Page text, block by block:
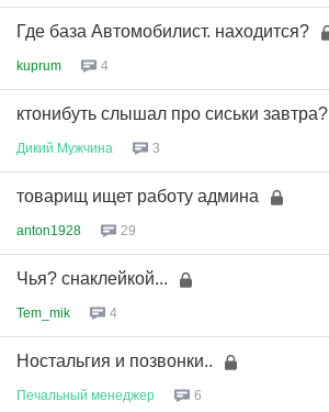
Где база Автомобилист. находится?
kuprum 4
ктонибуть слышал про сиськи завтра?
Дикий Мужчина 3
товарищ ищет работу админа
anton1928 29
Чья? снаклейкой...
Tem_mik 4
Ностальгия и позвонки..
Печальный менеджер 6